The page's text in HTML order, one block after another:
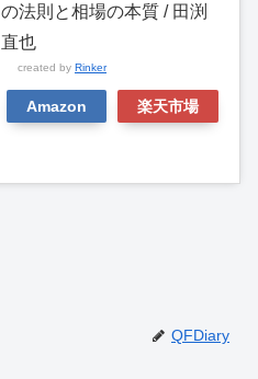
の法則と相場の本質 / 田渕
直也
created by Rinker
Amazon 楽天市場
QFDiary